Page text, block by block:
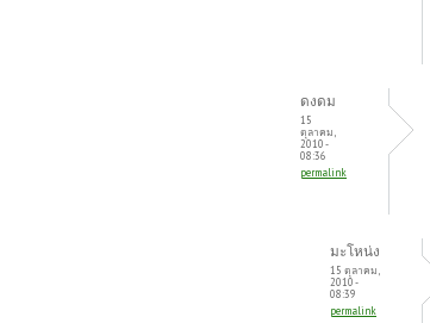
ดงดม
15
ตุลาคม,
2010 -
08:36
permalink
มะโหน่ง
15 ตุลาคม,
2010 -
08:39
permalink